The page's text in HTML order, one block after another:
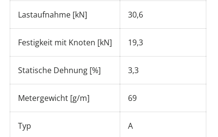
Lastaufnahme [kN] 30,6
Festigkeit mit Knoten [kN] 19,3
Statische Dehnung [%] 3,3
Metergewicht [g/m] 69
Typ A